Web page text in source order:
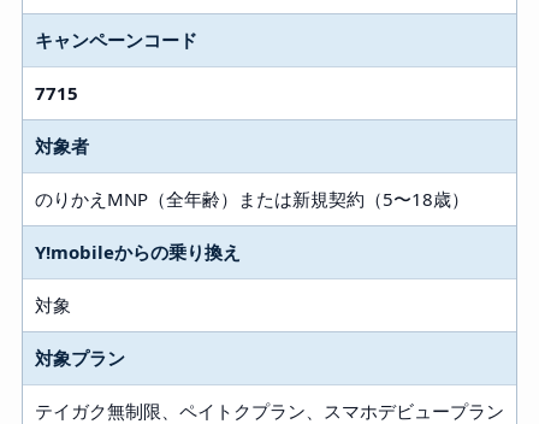
キャンペーンコード
7715
対象者
のりかえMNP（全年齢）または新規契約（5〜18歳）
Y!mobileからの乗り換え
対象
対象プラン
テイガク無制限、ペイトクプラン、スマホデビュープラン